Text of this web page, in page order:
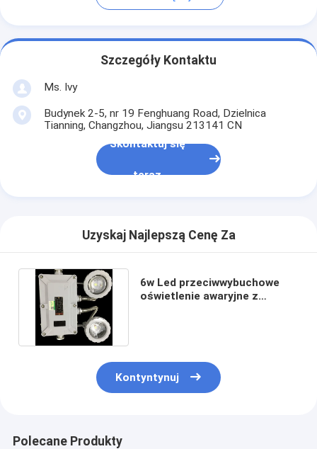
Szczegóły Kontaktu
Ms. Ivy
Budynek 2-5, nr 19 Fenghuang Road, Dzielnica
Tianning, Changzhou, Jiangsu 213141 CN
Skontaktuj się
teraz
Uzyskaj Najlepszą Cenę Za
6w Led przeciwwybuchowe
oświetlenie awaryjne z
Kontyntynuj
Polecane Produkty